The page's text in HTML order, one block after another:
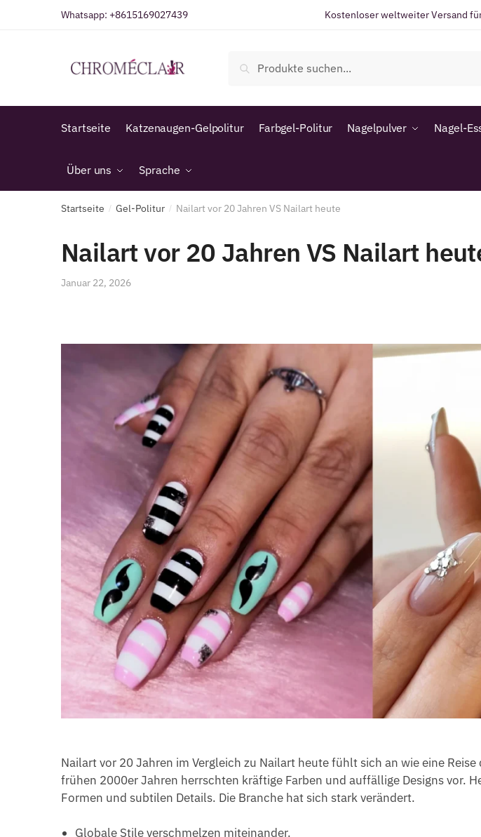
Whatsapp: +8615169027439 Kostenloser weltweiter Versand
nach:
Suche
Startseite Katzenaugen-Gelpolitur Farbgel-Politur Nagelpulver Nagel-
Über uns Sprache
Startseite / Gel-Politur / Nailart vor 20 Jahren VS Nailart heute
Nailart vor 20 Jahren VS Nailart
Januar 22, 2026
Nailart vor 20 Jahren im Vergleich zu Nailart heute fühlt sich an wie eine
frühen 2000er Jahren herrschten kräftige Farben und auffällige Designs vor.
Formen und subtilen Details. Die Branche hat sich stark verändert.
Globale Stile verschmelzen miteinander.